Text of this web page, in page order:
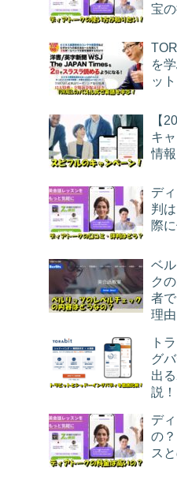
宝
を
ッ
【
キ
情
デ
判
際
ベ
ク
者
理
ト
グ
出
説！
デ
の
ス